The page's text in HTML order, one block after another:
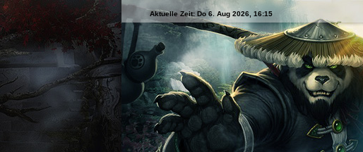
Aktuelle Zeit: Do 6. Aug 2026, 16:15